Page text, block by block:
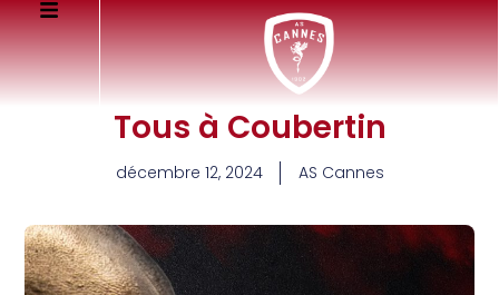
Tous à Coubertin
décembre 12, 2024 AS Cannes